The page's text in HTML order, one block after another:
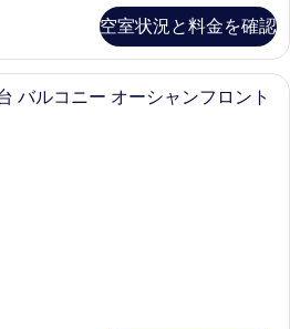
空室状況と料金を確認
高級寝具、セーフティボックス (室
バルコニー オーシャンフロント